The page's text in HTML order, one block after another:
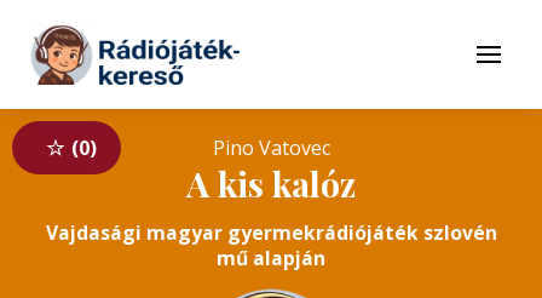
Tovább a tartalomhoz
Menü
0 Pino Vatovec
A kis kalóz
Vajdasági magyar gyermekrádiójáték szlovén
mű alapján